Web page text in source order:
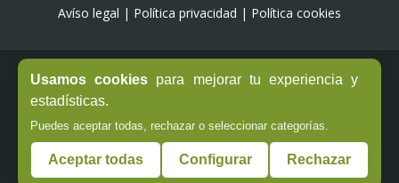
Usamos cookies para mejorar tu experiencia y
estadísticas.
Puedes aceptar todas, rechazar o seleccionar categorías.
Aceptar todas Configurar Rechazar
Avíso legal | Política privacidad | Política cookies
© Copyright - Fundación de los Ferrocarriles Españoles